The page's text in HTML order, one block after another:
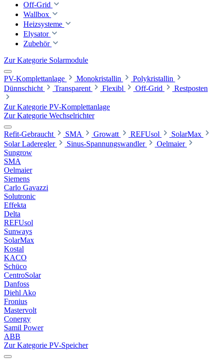
Off-Grid
Wallbox
Heizsysteme
Elysator
Zubehör
Zur Kategorie Solarmodule
PV-Komplettanlage Monokristallin
Polykristallin
Dünnschicht
Transparent Flexibl Off-Grid Restposten
Zur Kategorie PV-Komplettanlage
Zur Kategorie Wechselrichter
Refit-Gebraucht SMA Growatt REFUsol
SolarMax
Solar Laderegler
Sinus-Spannungswandler
Oelmaier
Sungrow
SMA
Oelmaier
Siemens
Carlo Gavazzi
Solutronic
Effekta
Delta
REFUsol
Sunways
SolarMax
Kostal
KACO
Schüco
CentroSolar
Danfoss
Diehl Ako
Fronius
Mastervolt
Conergy
Samil Power
ABB
Zur Kategorie PV-Speicher